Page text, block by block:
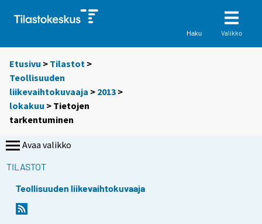
Haku Valikko
Etusivu > Tilastot >
Teollisuuden
liikevaihtokuvaaja > 2013 >
lokakuu > Tietojen
tarkentuminen
Avaa valikko
TILASTOT
Teollisuuden liikevaihtokuvaaja